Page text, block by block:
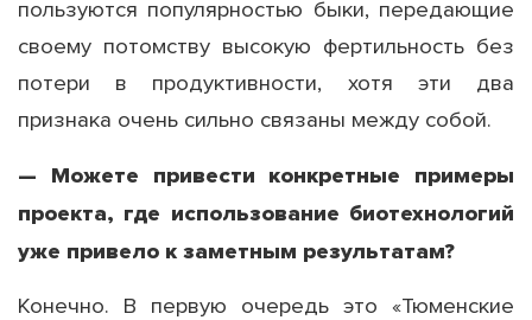
пользуются популярностью быки, передающие
своему потомству высокую фертильность без
потери в продуктивности, хотя эти два
признака очень сильно связаны между собой.
— Можете привести конкретные примеры
проекта, где использование биотехнологий
уже привело к заметным результатам?
Конечно. В первую очередь это «Тюменские